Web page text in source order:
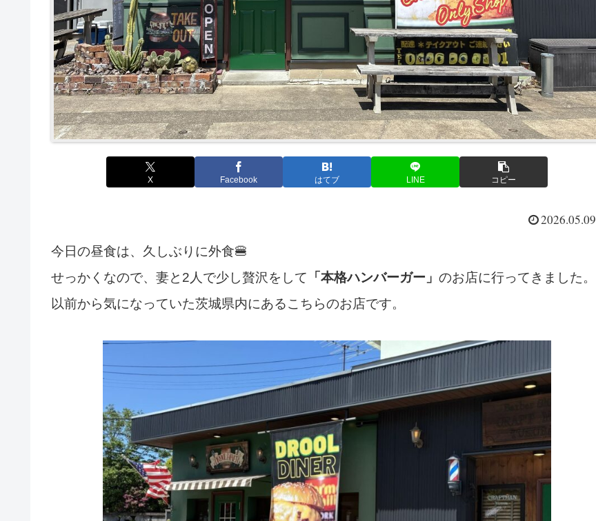
X Facebook はてブ LINE コピー
2026.05.09
今日の昼食は、久しぶりに外食🍔
せっかくなので、妻と2人で少し贅沢をして 「本格ハンバーガー」 のお店に行ってきました。
以前から気になっていた茨城県内にあるこちらのお店です。